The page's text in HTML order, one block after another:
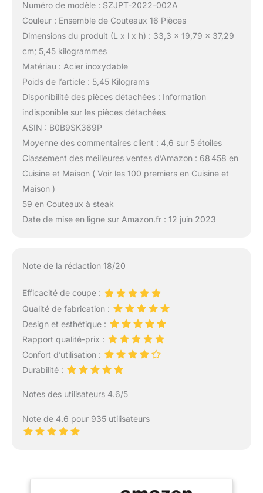
Numéro de modèle : SZJPT-2022-002A
Couleur : Ensemble de Couteaux 16 Pièces
Dimensions du produit (L x l x h) : 33,3 x 19,79 x 37,29
cm; 5,45 kilogrammes
Matériau : Acier inoxydable
Poids de l’article : 5,45 Kilograms
Disponibilité des pièces détachées : Information
indisponible sur les pièces détachées
ASIN : B0B9SK369P
Moyenne des commentaires client : 4,6 sur 5 étoiles
Classement des meilleures ventes d’Amazon : 68 458 en
Cuisine et Maison ( Voir les 100 premiers en Cuisine et
Maison )
59 en Couteaux à steak
Date de mise en ligne sur Amazon.fr : 12 juin 2023
Note de la rédaction 18/20
Efficacité de coupe :
Qualité de fabrication :
Design et esthétique :
Rapport qualité-prix :
Confort d’utilisation :
Durabilité :
Notes des utilisateurs 4.6/5
Note de 4.6 pour 935 utilisateurs